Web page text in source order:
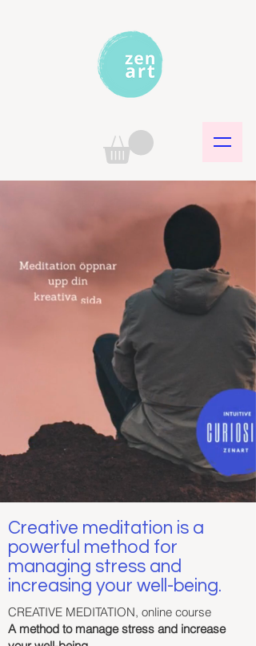
Creative meditation is a
powerful method for
managing stress and
increasing your well-being.
CREATIVE MEDITATION, online course
A method to manage stress and increase